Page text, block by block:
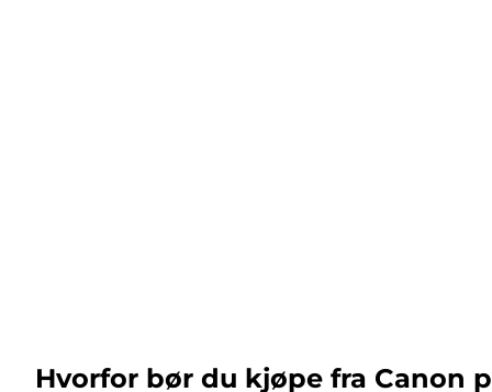
Hvorfor bør du kjøpe fra Canon